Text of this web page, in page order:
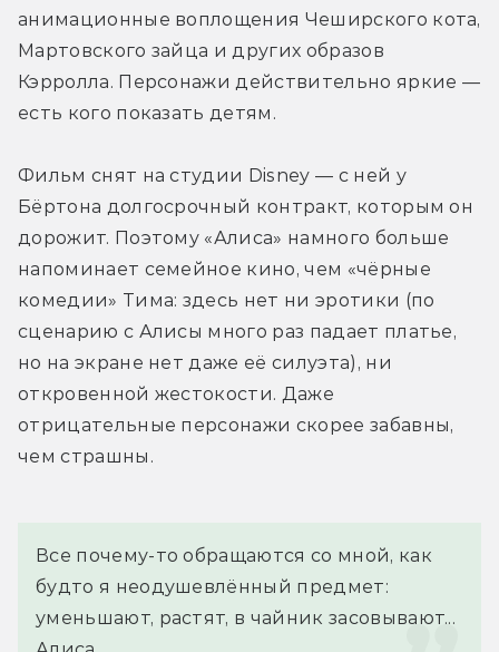
анимационные воплощения Чеширского кота,
Мартовского зайца и других образов
Кэрролла. Персонажи действительно яркие —
есть кого показать детям.
Фильм снят на студии Disney — с ней у
Бёртона долгосрочный контракт, которым он
дорожит. Поэтому «Алиса» намного больше
напоминает семейное кино, чем «чёрные
комедии» Тима: здесь нет ни эротики (по
сценарию с Алисы много раз падает платье,
но на экране нет даже её силуэта), ни
откровенной жестокости. Даже
отрицательные персонажи скорее забавны,
чем страшны.
Все почему-то обращаются со мной, как
будто я неодушевлённый предмет:
уменьшают, растят, в чайник засовывают...